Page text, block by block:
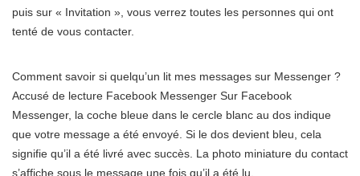
puis sur « Invitation », vous verrez toutes les personnes qui ont
tenté de vous contacter.
Comment savoir si quelqu’un lit mes messages sur Messenger ?
Accusé de lecture Facebook Messenger Sur Facebook
Messenger, la coche bleue dans le cercle blanc au dos indique
que votre message a été envoyé. Si le dos devient bleu, cela
signifie qu’il a été livré avec succès. La photo miniature du contact
s’affiche sous le message une fois qu’il a été lu.